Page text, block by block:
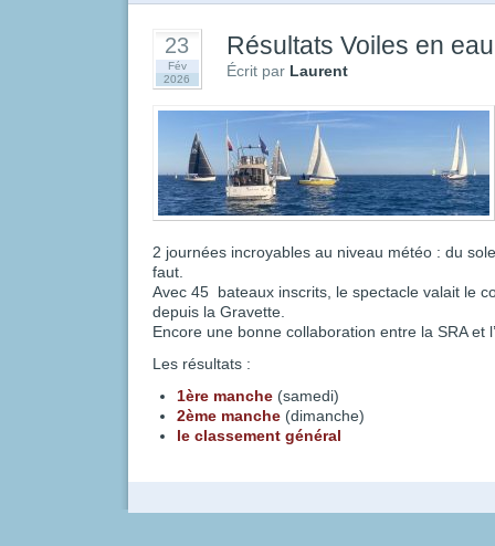
23
Fév
2026
Résultats Voiles en
Écrit par Laurent
2 journées incroyables au niveau météo : du
faut.
Avec 45 bateaux inscrits, le spectacle valait le
depuis la Gravette.
Encore une bonne collaboration entre la SRA et
Les résultats :
1ère manche (samedi)
2ème manche (dimanche)
le classement général